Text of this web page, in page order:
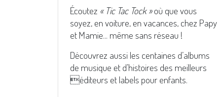
Écoutez « Tic Tac Tock »où que vous
soyez, en voiture, en vacances, chez Papy
et Mamie... même sans réseau !
Découvrez aussi les centaines d’albums
de musique et d’histoires des meilleurs
éditeurs et labels pour enfants.